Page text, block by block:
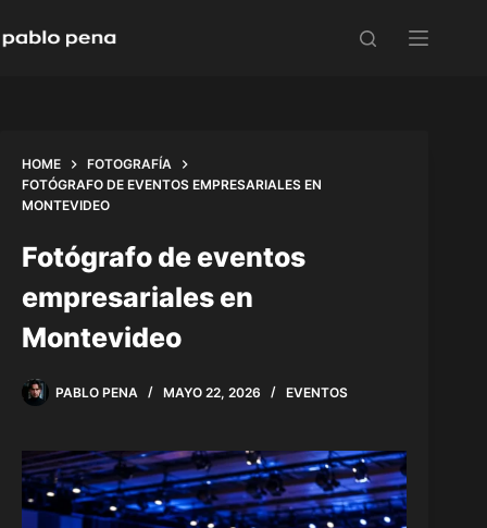
to
HOME
FOTOGRAFÍA
FOTÓGRAFO DE EVENTOS EMPRESARIALES EN
MONTEVIDEO
Fotógrafo de eventos
empresariales en
Montevideo
PABLO PENA MAYO 22, 2026 EVENTOS